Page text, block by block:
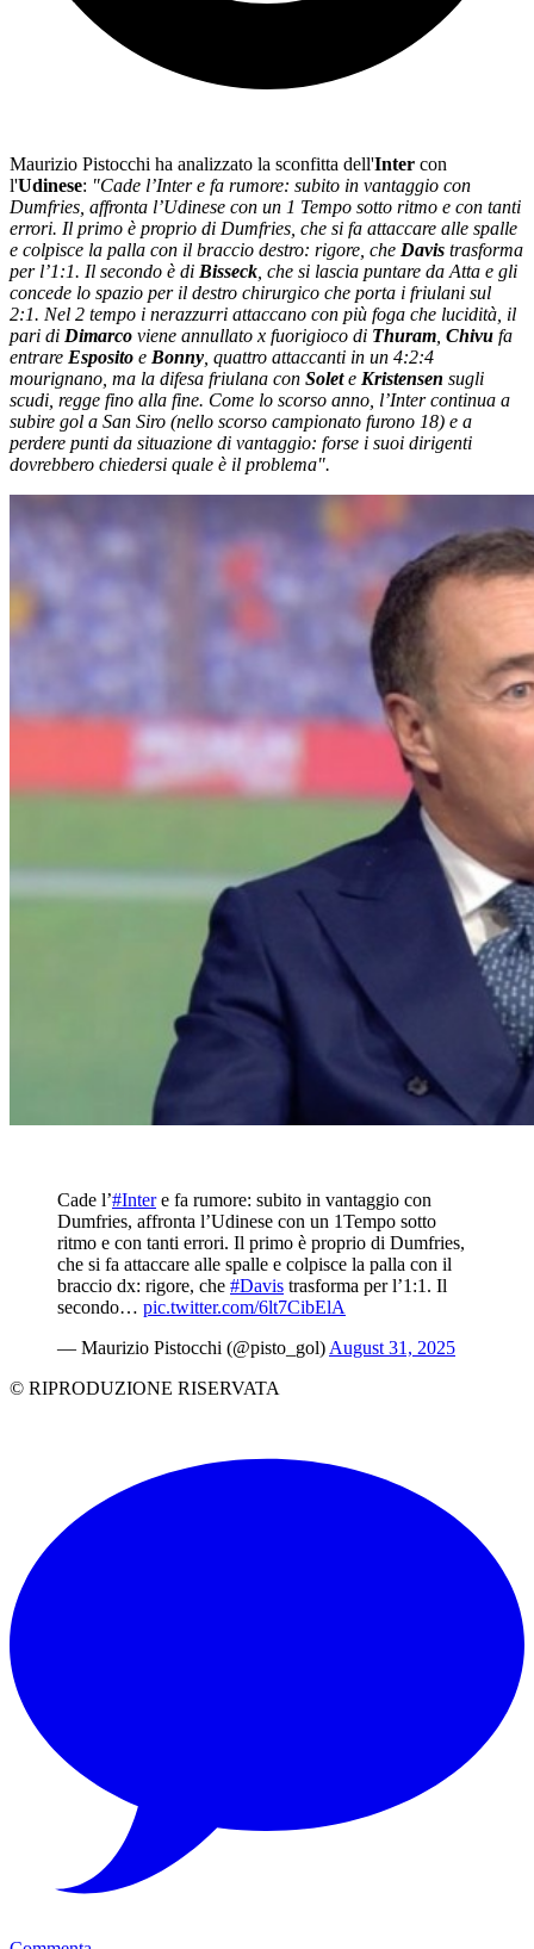
Maurizio Pistocchi ha analizzato la sconfitta dell'Inter con
l'Udinese: "Cade l’Intere fa rumore: subito in vantaggio con
Dumfries, affronta l’Udinese con un 1 Tempo sotto ritmo e con tanti
errori. Il primo è proprio di Dumfries, che si fa attaccare alle spalle
e colpisce la palla con il braccio destro: rigore, che Davis trasforma
per l’1:1. Il secondo è di Bisseck , che si lascia puntare da Atta e gli
concede lo spazio per il destro chirurgico che porta i friulani sul
2:1. Nel 2 tempo i nerazzurri attaccano con più foga che lucidità, il
pari di Dimarco viene annullato x fuorigioco di Thuram Chivu fa
entrare Esposito e Bonny , quattro attaccanti in un 4:2:4
mourignano, ma la difesa friulana con Solete Kristensen sugli
scudi, regge fino alla fine. Come lo scorso anno, l’Inter continua a
subire gol a San Siro (nello scorso campionato furono 18) e a
perdere punti da situazione di vantaggio: forse i suoi dirigenti
dovrebbero chiedersi quale è il problema".
Cade l’#Intere fa rumore: subito in vantaggio con
Dumfries, affronta l’Udinese con un 1Tempo sotto
ritmo e con tanti errori. Il primo è proprio di Dumfries,
che si fa attaccare alle spalle e colpisce la palla con il
braccio dx: rigore, che #Davis trasforma per l’1:1. Il
secondo… pic.twitter.com/6lt7CibElA
— Maurizio Pistocchi (@pisto_gol) August 31, 2025
© RIPRODUZIONE RISERVATA